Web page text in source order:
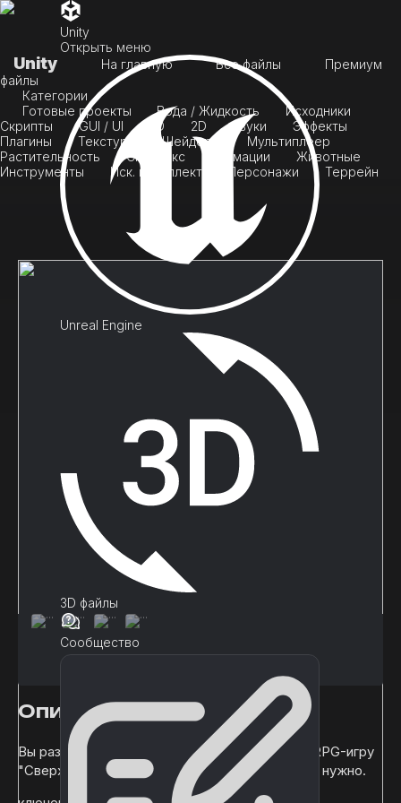
Unity
Открыть меню
Unreal Engine
3D файлы
Сообщество
Unity На главную Все файлы
Премиум
файлы
Категории
Готовые проекты
Вода / Жидкость
Исходники
Скрипты
GUI / UI 3D 2D Звуки
Эффекты
Плагины
Текстуры Шейдеры
Мультиплеер
Растительность
Скайбокс Анимации
Животные
Инструменты
Иск. интеллект Персонажи Террейн
Описание
Вы разрабатываете ARPG или классическую RPG-игру
"Сверху вниз", тогда эта камера - то, что вам нужно.